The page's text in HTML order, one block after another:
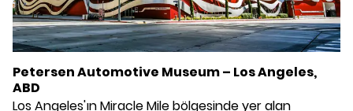
Petersen Automotive Museum – Los Angeles,
ABD
Los Angeles'ın Miracle Mile bölgesinde yer alan